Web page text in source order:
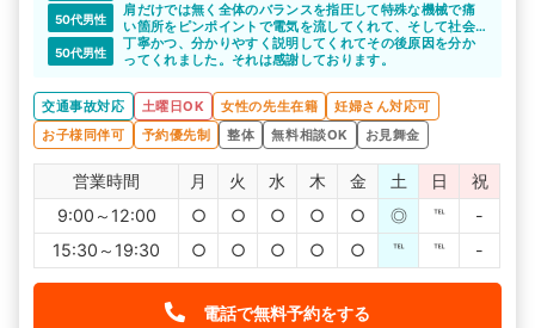
50代男性
肩だけでは無く全体のバランスを指圧して特殊な機械で痛
い箇所をピンポイントで電気を流してくれて、そして社会
復帰する為に動かす範囲を教えてくれてます。非常に有り
難いのと結果が出てます??
50代男性
丁寧かつ、分かりやすく説明してくれてその後原因を分か
ってくれました。それは感謝しております。
交通事故対応 土曜日OK 女性の先生在籍
妊婦さん対応可
お子様同伴可
予約優先制 整体 無料相談OK お見舞金
営業時間 月 火 水 木 金 土 日
祝
9:00～12:00
○ ○ ○ ○ ○ ◎ ℡
-
15:30～19:30
○ ○ ○ ○ ○ ℡ ℡ -
電話で無料予約をする